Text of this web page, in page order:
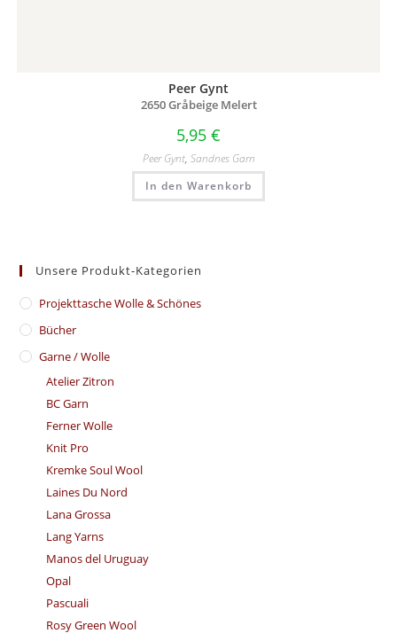
Peer Gynt
2650 Gråbeige Melert
5,95 €
Peer Gynt, Sandnes Garn
In den Warenkorb
Unsere Produkt-Kategorien
​Projekttasche Wolle & Schönes
Bücher
Garne / Wolle
Atelier Zitron
BC Garn
Ferner Wolle
Knit Pro
Kremke Soul Wool
Laines Du Nord
Lana Grossa
Lang Yarns
Manos del Uruguay
Opal
Pascuali
Rosy Green Wool